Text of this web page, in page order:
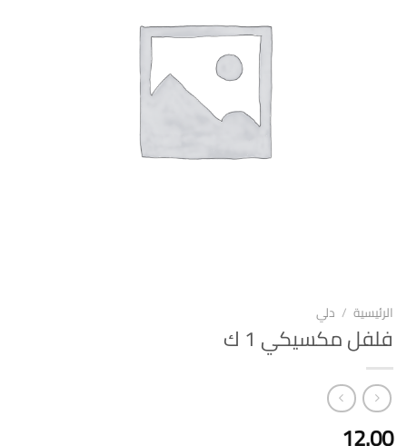
الرئيسية / دلي
فلفل مكسيكي 1 ك